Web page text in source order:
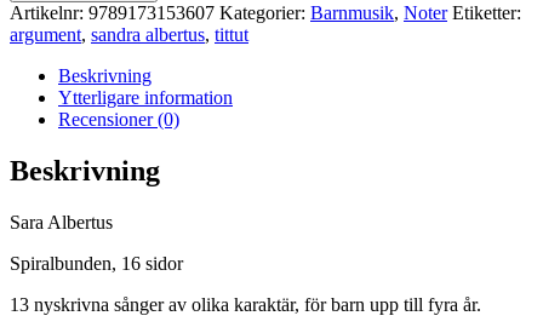
Artikelnr: 9789173153607 Kategorier: Barnmusik, Noter Etiketter:
argument, sandra albertus, tittut
Beskrivning
Ytterligare information
Recensioner (0)
Beskrivning
Sara Albertus
Spiralbunden, 16 sidor
13 nyskrivna sånger av olika karaktär, för barn upp till fyra år.